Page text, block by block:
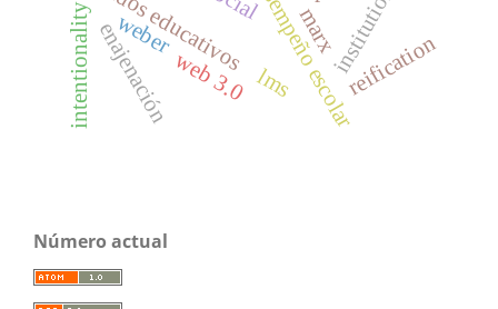
desempeño escolar
weber institutions
reification
enajenación marx
lms
web 3.0
intentionality
Número actual